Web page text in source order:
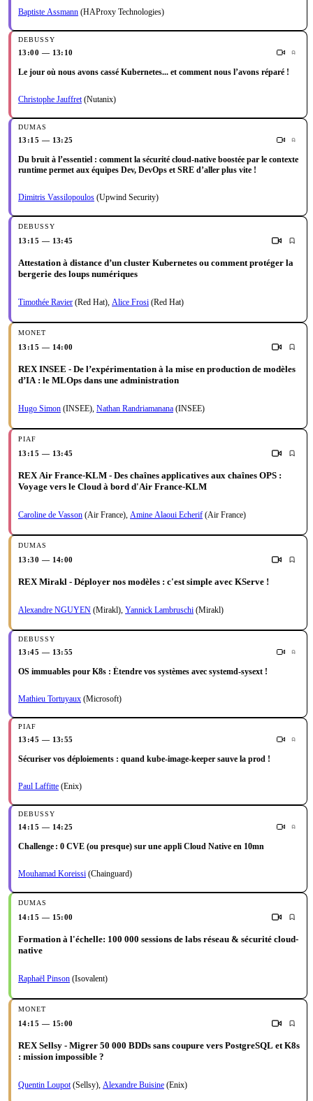
Baptiste Assmann (HAProxy Technologies)
13:00 — 13:10
Le jour où nous avons cassé Kubernetes... et comment nous l’avons réparé !
Christophe Jauffret(Nutanix)
13:15 — 13:25
Du bruit à l’essentiel : comment la sécurité cloud-native boostée par le contexte
runtime permet aux équipes Dev, DevOps et SRE d’aller plus vite !
Dimitris Vassilopoulos (Upwind Security)
13:15 — 13:45
Attestation à distance d’un cluster Kubernetes ou comment protéger la
bergerie des loups numériques
Timothée Ravier (Red Hat), Alice Frosi (Red Hat)
13:15 — 14:00
REX INSEE - De l’expérimentation à la mise en production de modèles
d’IA : le MLOps dans une administration
Hugo Simon (INSEE), Nathan Randriamanana (INSEE)
13:15 — 13:45
REX Air France-KLM - Des chaînes applicatives aux chaînes OPS :
Voyage vers le Cloud à bord d'Air France-KLM
Caroline de Vasson (Air France), Amine Alaoui Echerif (Air France)
13:30 — 14:00
REX Mirakl - Déployer nos modèles : c'est simple avec KServe !
Alexandre NGUYEN (Mirakl), Yannick Lambruschi (Mirakl)
13:45 — 13:55
OS immuables pour K8s : Étendre vos systèmes avec systemd-sysext !
Mathieu Tortuyaux (Microsoft)
13:45 — 13:55
Sécuriser vos déploiements : quand kube-image-keeper sauve la prod !
Paul Laffitte (Enix)
14:15 — 14:25
Challenge : 0 CVE (ou presque) sur une appli Cloud Native en 10mn
Mouhamad Koreissi (Chainguard)
14:15 — 15:00
Formation à l'échelle: 100 000 sessions de labs réseau & sécurité cloud-
native
Raphaël Pinson (Isovalent)
14:15 — 15:00
REX Sellsy - Migrer 50 000 BDDs sans coupure vers PostgreSQL et K8s
: mission impossible ?
Quentin Loupot(Sellsy), Alexandre Buisine (Enix)